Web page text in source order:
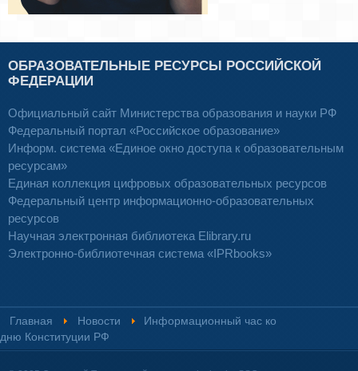
ОБРАЗОВАТЕЛЬНЫЕ РЕСУРСЫ РОССИЙСКОЙ
ФЕДЕРАЦИИ
Официальный сайт Министерства образования и науки РФ
Федеральный портал «Российское образование»
Информ. система «Единое окно доступа к образовательным
ресурсам»
Единая коллекция цифровых образовательных ресурсов
Федеральный центр информационно-образовательных
ресурсов
Научная электронная библиотека Elibrary.ru
Электронно-библиотечная система «IPRbooks»
Главная Новости
Информационный час ко
дню Конституции РФ